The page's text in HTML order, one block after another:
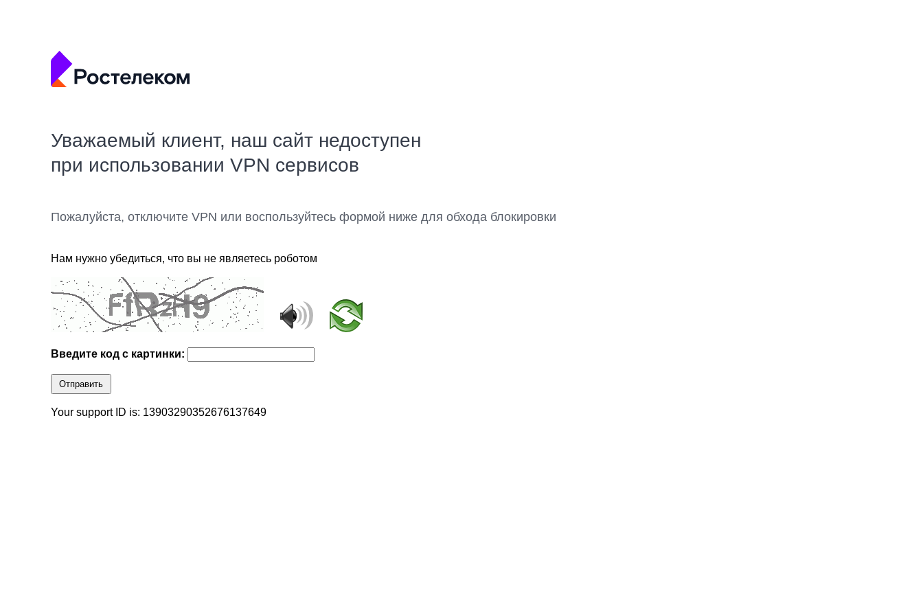
Уважаемый клиент, наш сайт недоступен
при использовании VPN сервисов
Пожалуйста, отключите VPN или воспользуйтесь формой ниже для обхода блокировки
Нам нужно убедиться, что вы не являетесь роботом
Введите код с картинки:
Отправить
Your support ID is: 13903290352676137649